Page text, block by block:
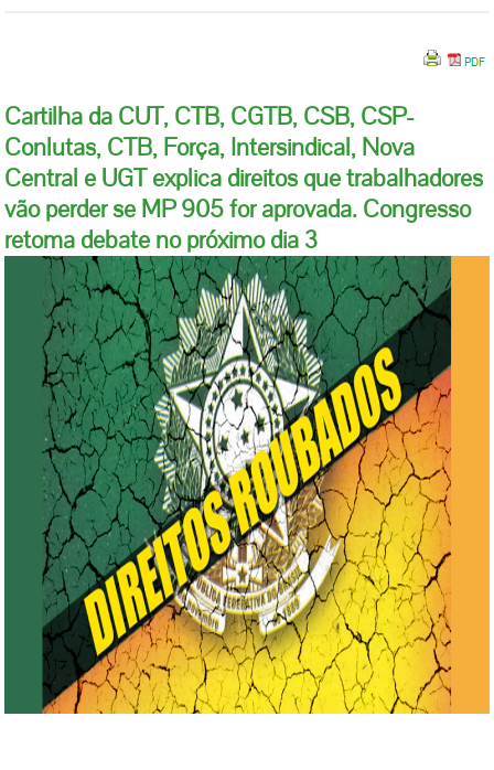
Cartilha da CUT, CTB, CGTB, CSB, CSP-
Conlutas, CTB, Força, Intersindical, Nova
Central e UGT explica direitos que trabalhadores
vão perder se MP 905 for aprovada. Congresso
retoma debate no próximo dia 3